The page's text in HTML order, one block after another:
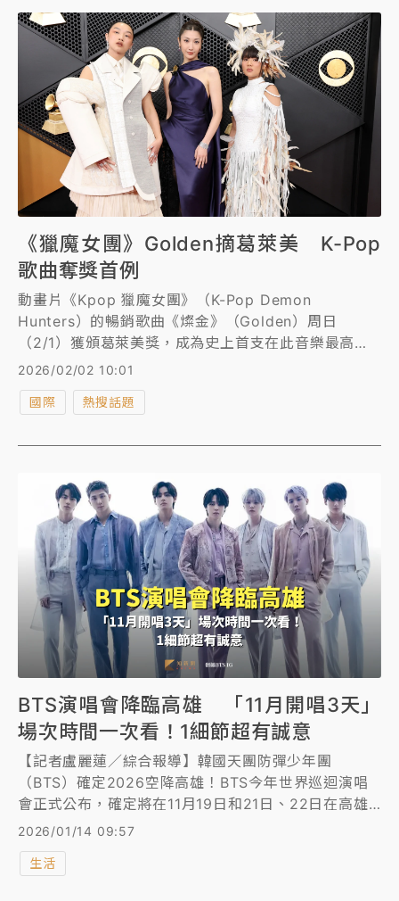
康、張棟樑等接力開唱，另有3月高雄櫻花季與大港開
唱等大型音樂活動等接力登場，持續鞏固「演唱會之
都」聲勢。
《獵魔女團》Golden摘葛萊美 K-Pop
歌曲奪獎首例
動畫片《Kpop 獵魔女團》（K-Pop Demon
Hunters）的暢銷歌曲《燦金》（Golden）周日
（2/1）獲頒葛萊美獎，成為史上首支在此音樂最高殿
堂贏得肯定的韓國流行音樂（K-Pop）歌曲。
2026/02/02 10:01
國際 熱搜話題
BTS演唱會降臨高雄 「11月開唱3天」
場次時間一次看！1細節超有誠意
【記者盧麗蓮／綜合報導】韓國天團防彈少年團
（BTS）確定2026空降高雄！BTS今年世界巡迴演唱
會正式公布，確定將在11月19日和21日、22日在高雄
演出，三天演出將帶給「A.R.M.Y」們驚喜，這也是他
了！」
2026/01/14 09:57
生活